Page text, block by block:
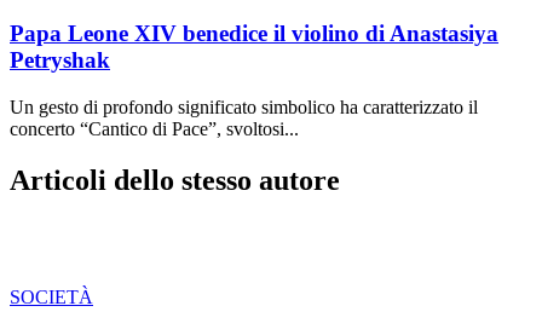
Papa Leone XIV benedice il violino di Anastasiya
Petryshak
Un gesto di profondo significato simbolico ha caratterizzato il
concerto “Cantico di Pace”, svoltosi...
Articoli dello stesso autore
SOCIETÀ